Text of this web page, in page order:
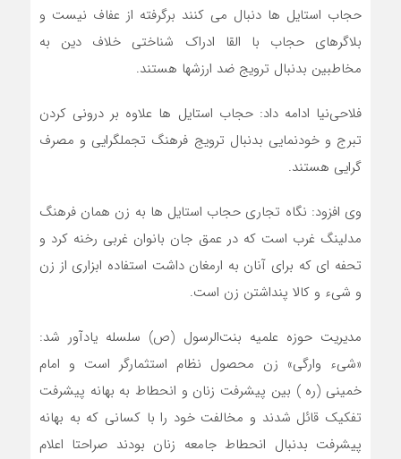
حجاب استایل ها دنبال می کنند برگرفته از عفاف نیست و
بلاگرهای حجاب با القا ادراک شناختی خلاف دین به
مخاطبین بدنبال ترویج ضد ارزشها هستند.
فلاحی‌نیا ادامه داد: حجاب استایل ها علاوه بر درونی کردن
تبرج و خودنمایی بدنبال ترویج فرهنگ تجملگرایی و مصرف
گرایی هستند.
وی افزود: نگاه تجاری حجاب استایل ها به زن همان فرهنگ
مدلینگ غرب است که در عمق جان بانوان غربی رخنه کرد و
تحفه ای که برای آنان به ارمغان داشت استفاده ابزاری از زن
و شیء و کالا پنداشتن زن است.
مدیریت حوزه علمیه بنت‌الرسول (ص) سلسله یادآور شد:
«شیء وارگی» زن محصول نظام استثمارگر است و امام
خمینی (ره ) بین پیشرفت زنان و انحطاط به بهانه پیشرفت
تفکیک قائل شدند و مخالفت خود را با کسانی که به بهانه
پیشرفت بدنبال انحطاط جامعه زنان بودند صراحتا اعلام